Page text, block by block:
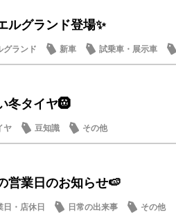
ルグランド登場✨
グランド 新車 試乗車・展示車
冬タイヤ🛞
ヤ 豆知識 その他
営業日のお知らせ🍉
日・店休日 日常の出来事 その他